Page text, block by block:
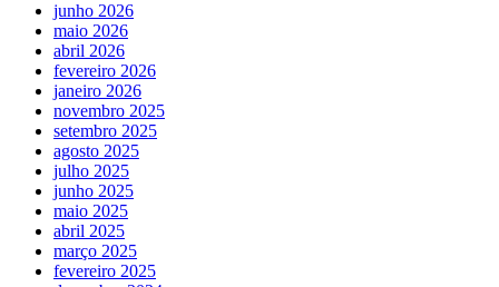
junho 2026
maio 2026
abril 2026
fevereiro 2026
janeiro 2026
novembro 2025
setembro 2025
agosto 2025
julho 2025
junho 2025
maio 2025
abril 2025
março 2025
fevereiro 2025